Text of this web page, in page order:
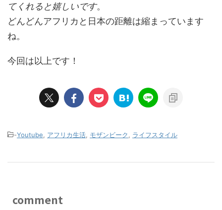
てくれると嬉しいです。
どんどんアフリカと日本の距離は縮まっています
ね。
今回は以上です！
-Youtube アフリカ生活 モザンビーク ライフスタイル
comment